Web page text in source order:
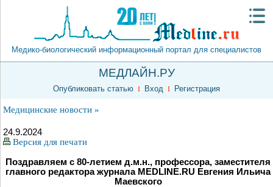
Медико-биологический информационный портал для специалистов
МЕДЛАЙН.РУ
Опубликовать статью Вход Регистрация
Медицинские новости »
24.9.2024
Версия для печати
Поздравляем с 80-летием д.м.н., профессора, заместителя
главного редактора журнала MEDLINE.RU Евгения Ильича
Маевского